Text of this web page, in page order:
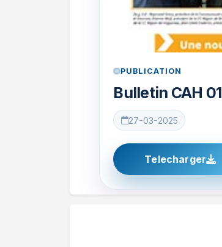
PUBLICATION
Bulletin CAH 01
27-03-2025
Telecharger